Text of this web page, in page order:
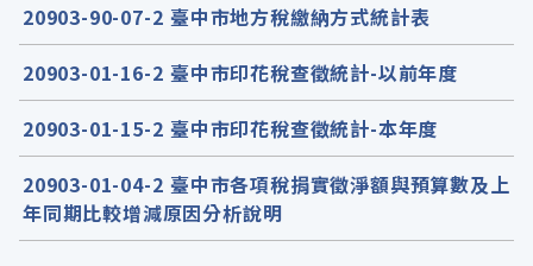
20903-90-07-2 臺中市地方稅繳納方式統計表
20903-01-16-2 臺中市印花稅查徵統計-以前年度
20903-01-15-2 臺中市印花稅查徵統計-本年度
20903-01-04-2 臺中市各項稅捐實徵淨額與預算數及上
年同期比較增減原因分析說明